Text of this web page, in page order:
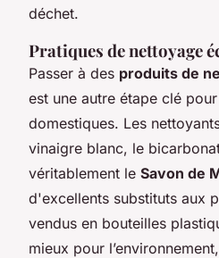
déchet.
Pratiques de nettoyage
Passer à des produits de
est une autre étape clé
domestiques. Les
vinaigre blanc, le
véritablement le Savon de
d'excellents substituts aux
vendus en bouteilles
mieux pour